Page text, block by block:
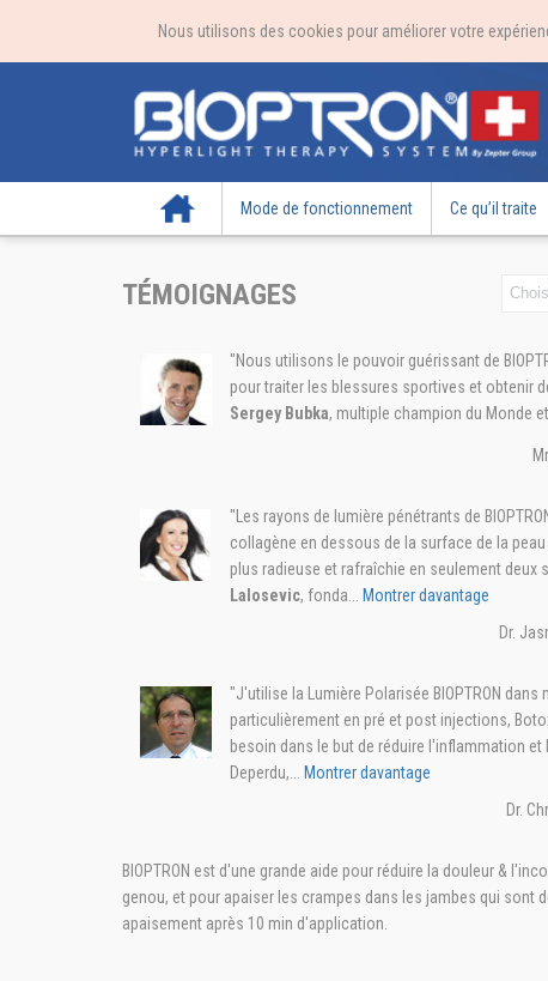
Nous utilisons des cookies pour améliorer votre
Accueil Mode de fonctionnement Ce qu’il traite
TÉMOIGNAGES
"Nous utilisons le pouvoir guérissant de
pour traiter les blessures sportives et obtenir
Sergey Bubka, multiple champion du Monde
"Les rayons de lumière pénétrants de
collagène en dessous de la surface de la
plus radieuse et rafraîchie en seulement deux
Lalosevic, fonda...
Montrer davantage
Dr.
"J'utilise la Lumière Polarisée BIOPTRON
particulièrement en pré et post injections,
besoin dans le but de réduire l'inflammation
Deperdu,...
Montrer davantage
Dr.
BIOPTRON est d'une grande aide pour réduire la douleur &
genou, et pour apaiser les crampes dans les jambes qui sont
apaisement après 10 min d'application.